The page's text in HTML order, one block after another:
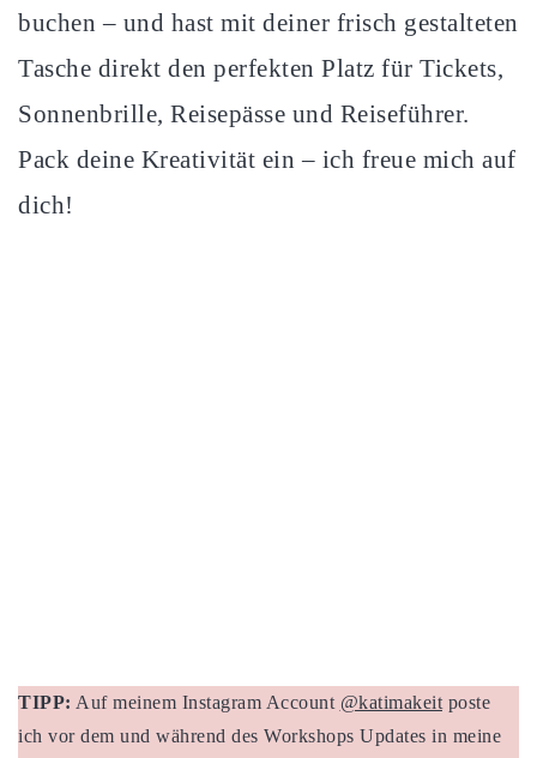
buchen – und hast mit deiner frisch gestalteten
Tasche direkt den perfekten Platz für Tickets,
Sonnenbrille, Reisepässe und Reiseführer.
Pack deine Kreativität ein – ich freue mich auf
dich!
TIPP: Auf meinem Instagram Account @katimakeit poste
ich vor dem und während des Workshops Updates in meine